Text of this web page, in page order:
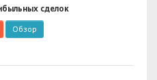
сделок
Обзор